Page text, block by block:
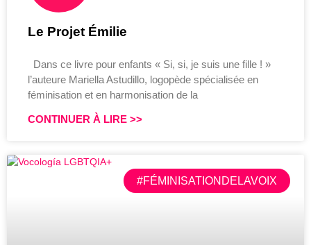
Le Projet Émilie
Dans ce livre pour enfants « Si, si, je suis une fille ! »
l’auteure Mariella Astudillo, logopède spécialisée en
féminisation et en harmonisation de la
CONTINUER À LIRE >>
#FÉMINISATIONDELAVOIX